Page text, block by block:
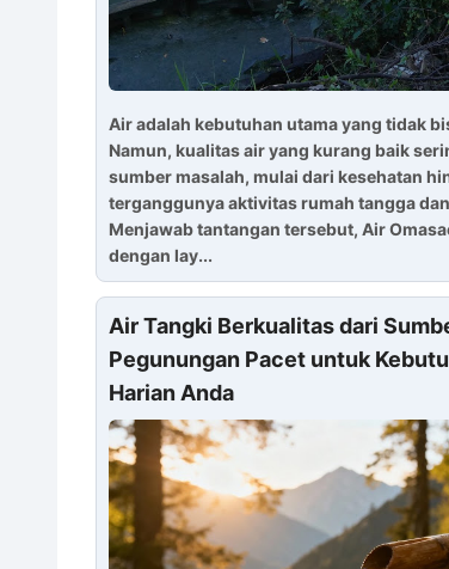
Air adalah kebutuhan utama yang tidak
Namun, kualitas air yang kurang baik
sumber masalah, mulai dari kesehatan
terganggunya aktivitas rumah tangga
Menjawab tantangan tersebut, Air
dengan lay...
Air Tangki Berkualitas dari
Pegunungan Pacet untuk
Harian Anda